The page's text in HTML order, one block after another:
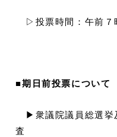
▷投票時間：午前７
■期日前投票について
▶衆議院議員総選挙
査